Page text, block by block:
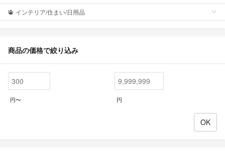
インテリア/住まい/日用品
商品の価格で絞り込み
円〜 円